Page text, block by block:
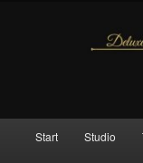
Deluxe
Start Studio